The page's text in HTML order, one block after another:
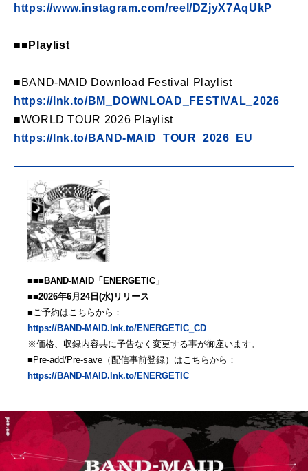
https://www.instagram.com/reel/DZjyX7AqUkP
■■Playlist
■BAND-MAID Download Festival Playlist
https://lnk.to/BM_DOWNLOAD_FESTIVAL_2026
■WORLD TOUR 2026 Playlist
https://lnk.to/BAND-MAID_TOUR_2026_EU
■■■BAND-MAID「ENERGETIC」
■■2026年6月24日(水)リリース
■ご予約はこちらから：
https://BAND-MAID.lnk.to/ENERGETIC_CD
※価格、収録内容共に予告なく変更する事が御座います。
■Pre-add/Pre-save（配信事前登録）はこちらから：
https://BAND-MAID.lnk.to/ENERGETIC